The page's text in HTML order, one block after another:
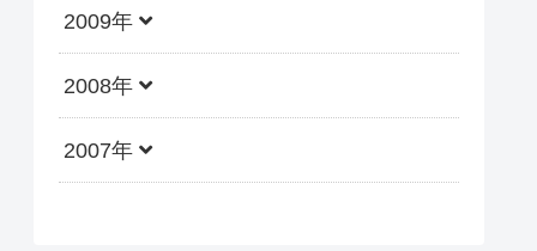
2009年
2008年
2007年